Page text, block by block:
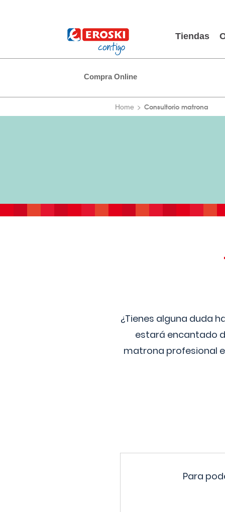
Tiendas
Compra Online
Home Consultorio matrona
¿Tienes alguna duda
estará encantado
matrona profesional
Para